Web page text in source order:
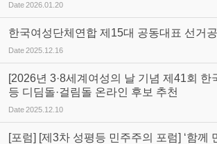
Date2026.01.20
한국여성단체연합 제15대 공동대표 선거
Date2025.12.16
[2026년 3·8세계여성의 날 기념 제41회 한
등 디딤돌·걸림돌 온라인 후보 추천
Date2025.12.10
[포럼] [제3차 성평등 민주주의 포럼] ‘함께